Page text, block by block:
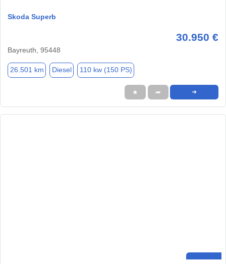
Skoda Superb
30.950 €
Bayreuth, 95448
26.501 km Diesel 110 kw (150 PS)
★ ➦ ➜